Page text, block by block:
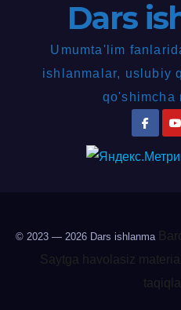
Dars
Umumta'lim
ishlanmalar, uslubiy
qo'shimcha
© 2023 — 2026Dars ishlanma
Saytga havolasiz